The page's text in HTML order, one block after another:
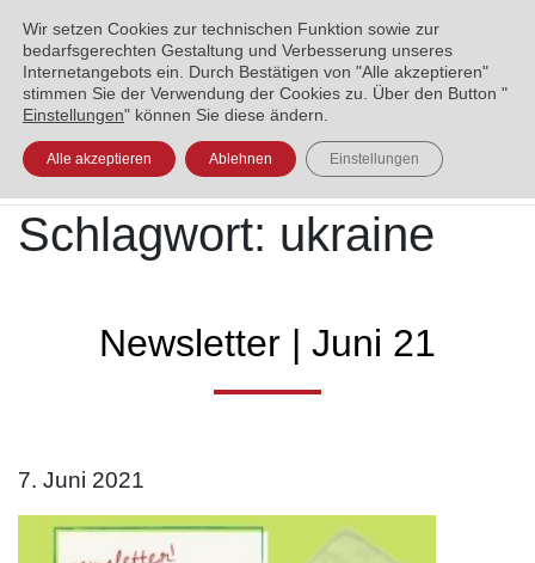
ENGLISH العربية УКРАЇНСЬКА
Schlagwort: ukraine
Newsletter | Juni 21
7. Juni 2021
Wir setzen Cookies zur technischen Funktion sowie zur
bedarfsgerechten Gestaltung und Verbesserung unseres
Internetangebots ein. Durch Bestätigen von "Alle akzeptieren"
stimmen Sie der Verwendung der Cookies zu. Über den Button "
Einstellungen" können Sie diese ändern.
Alle akzeptieren Ablehnen Einstellungen